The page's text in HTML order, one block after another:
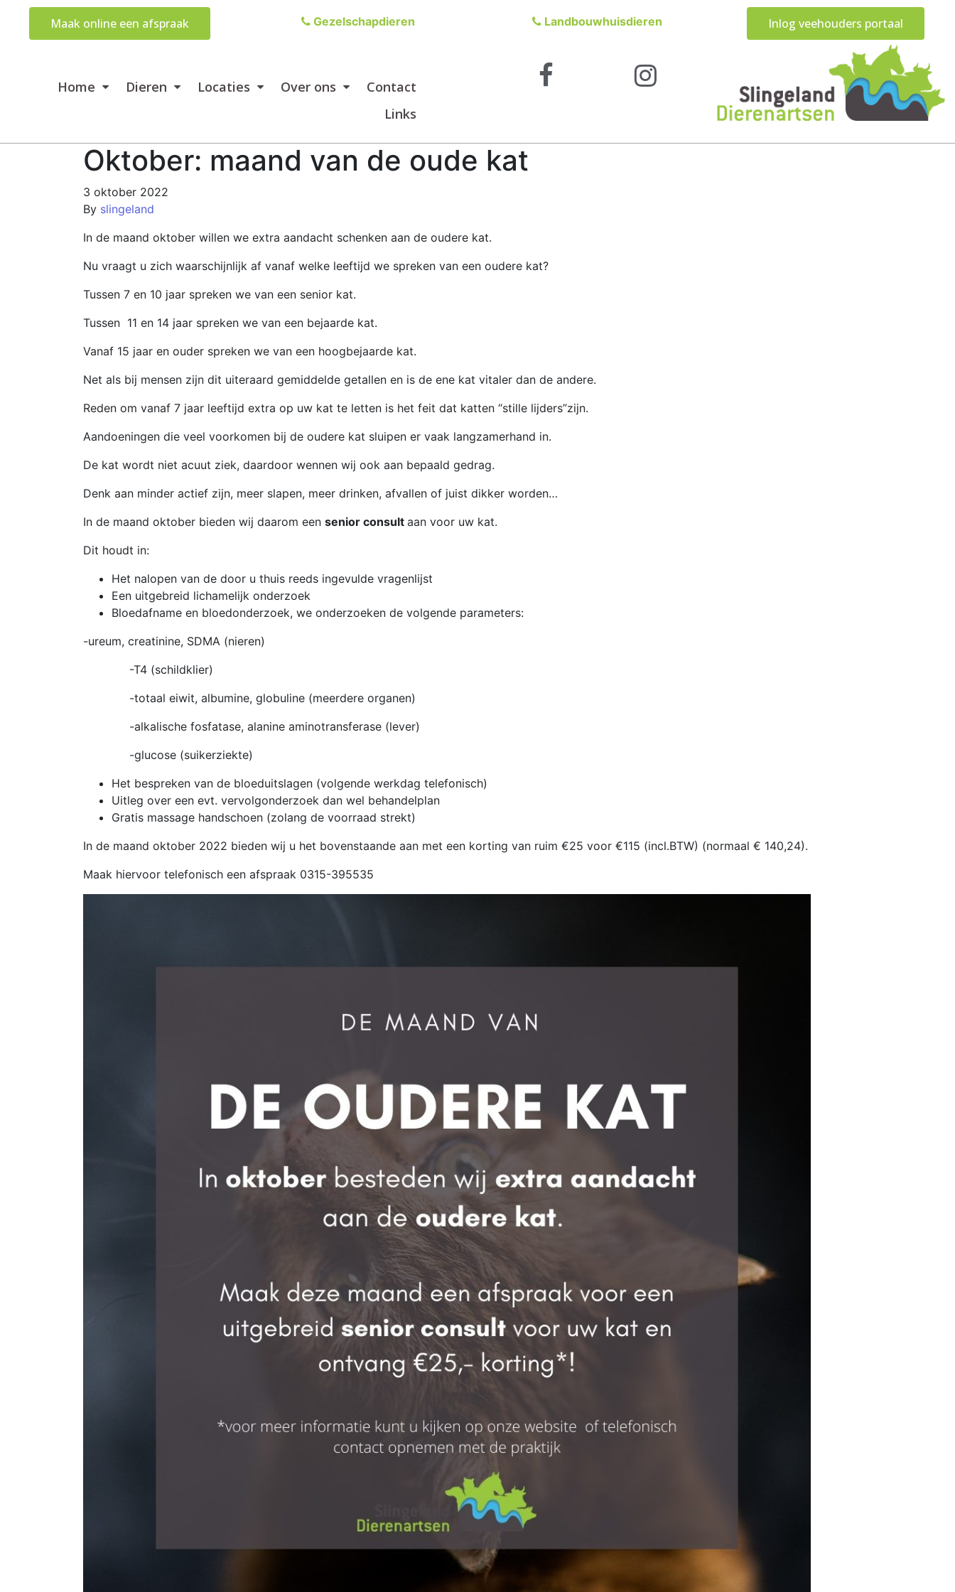
Maak online een afspraak Gezelschapdieren Landbouwhuisdieren Inlog veehouders portaal
Home Dieren Locaties Over ons
Contact
Links
Oktober: maand van de oude kat
3 oktober 2022
By slingeland
In de maand oktober willen we extra aandacht schenken aan de oudere kat.
Nu vraagt u zich waarschijnlijk af vanaf welke leeftijd we spreken van een oudere kat?
Tussen 7 en 10 jaar spreken we van een senior kat.
Tussen 11 en 14 jaar spreken we van een bejaarde kat.
Vanaf 15 jaar en ouder spreken we van een hoogbejaarde kat.
Net als bij mensen zijn dit uiteraard gemiddelde getallen en is de ene kat vitaler dan de andere.
Reden om vanaf 7 jaar leeftijd extra op uw kat te letten is het feit dat katten “stille lijders”zijn.
Aandoeningen die veel voorkomen bij de oudere kat sluipen er vaak langzamerhand in.
De kat wordt niet acuut ziek, daardoor wennen wij ook aan bepaald gedrag.
Denk aan minder actief zijn, meer slapen, meer drinken, afvallen of juist dikker worden…
In de maand oktober bieden wij daarom een senior consult aan voor uw kat.
Dit houdt in:
Het nalopen van de door u thuis reeds ingevulde vragenlijst
Een uitgebreid lichamelijk onderzoek
Bloedafname en bloedonderzoek, we onderzoeken de volgende parameters:
-ureum, creatinine, SDMA (nieren)
-T4 (schildklier)
-totaal eiwit, albumine, globuline (meerdere organen)
-alkalische fosfatase, alanine aminotransferase (lever)
-glucose (suikerziekte)
Het bespreken van de bloeduitslagen (volgende werkdag telefonisch)
Uitleg over een evt. vervolgonderzoek dan wel behandelplan
Gratis massage handschoen (zolang de voorraad strekt)
In de maand oktober 2022 bieden wij u het bovenstaande aan met een korting van ruim €25 voor €115 (incl.BTW) (normaal € 140,24).
Maak hiervoor telefonisch een afspraak 0315-395535